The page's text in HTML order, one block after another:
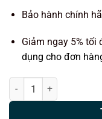
Bảo hành chính
Giảm ngay 5% tối
dụng cho đơn
Thảm lót rối ô tô MG7